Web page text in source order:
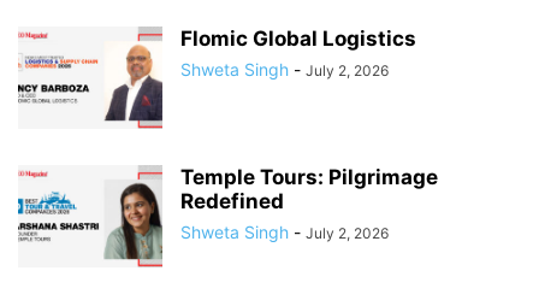
Flomic Global Logistics
Shweta Singh - July 2, 2026
Temple Tours: Pilgrimage
Redefined
Shweta Singh - July 2, 2026